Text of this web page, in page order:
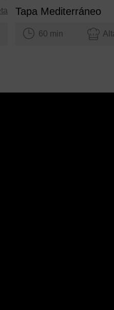
Tapa Mediterráneo
60 min